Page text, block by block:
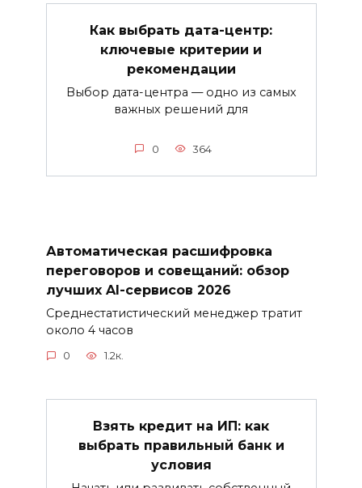
Как выбрать дата-центр:
ключевые критерии и
рекомендации
Выбор дата-центра — одно из самых
важных решений для
0 364
Автоматическая расшифровка
переговоров и совещаний: обзор
лучших AI-сервисов 2026
Среднестатистический менеджер тратит
около 4 часов
0 1.2к.
Взять кредит на ИП: как
выбрать правильный банк и
условия